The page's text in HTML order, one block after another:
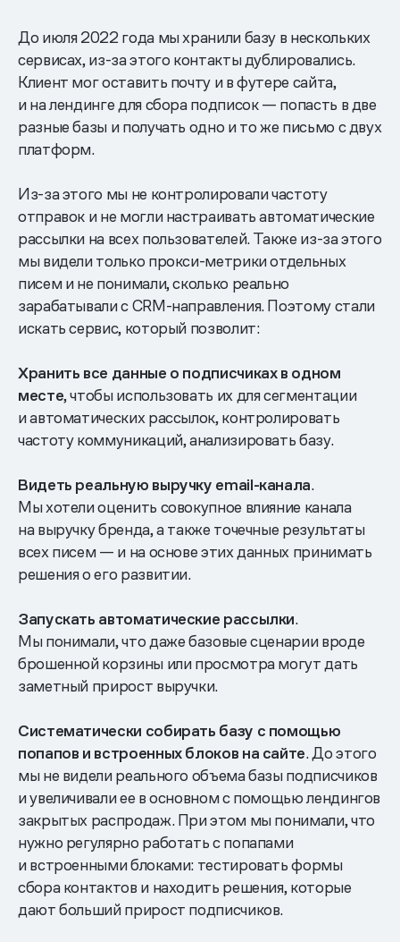
До июля 2022 года мы хранили базу в нескольких
сервисах, из-за этого контакты дублировались.
Клиент мог оставить почту и в футере сайта,
и на лендинге для сбора подписок — попасть в две
разные базы и получать одно и то же письмо с двух
платформ.
Из-за этого мы не контролировали частоту
отправок и не могли настраивать автоматические
рассылки на всех пользователей. Также из-за этого
мы видели только прокси-метрики отдельных
писем и не понимали, сколько реально
зарабатывали с CRM-направления. Поэтому стали
искать сервис, который позволит:
Хранить все данные о подписчиках в одном
месте, чтобы использовать их для сегментации
и автоматических рассылок, контролировать
частоту коммуникаций, анализировать базу.
Видеть реальную выручку email-канала.
Мы хотели оценить совокупное влияние канала
на выручку бренда, а также точечные результаты
всех писем — и на основе этих данных принимать
решения о его развитии.
Запускать автоматические рассылки.
Мы понимали, что даже базовые сценарии вроде
брошенной корзины или просмотра могут дать
заметный прирост выручки.
Систематически собирать базу с помощью
попапов и встроенных блоков на сайте. До этого
мы не видели реального объема базы подписчиков
и увеличивали ее в основном с помощью лендингов
закрытых распродаж. При этом мы понимали, что
нужно регулярно работать с попапами
и встроенными блоками: тестировать формы
сбора контактов и находить решения, которые
дают больший прирост подписчиков.